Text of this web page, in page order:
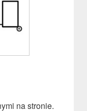
na stronie.